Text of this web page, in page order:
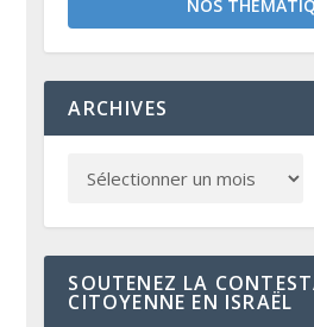
NOS
ARCHIVES
SOUTENEZ LA
CITOYENNE EN ISRAËL